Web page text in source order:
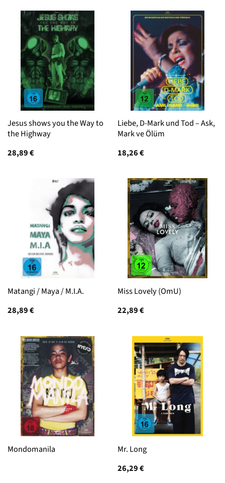
Jesus shows you the Way to
the Highway
28,89€
Liebe, D-Mark und Tod – Ask,
Mark ve Ölüm
18,26€
Matangi / Maya / M.I.A.
28,89€
Miss Lovely (OmU)
22,89€
Mondomanila
Mr. Long
26,29€